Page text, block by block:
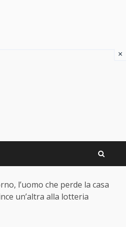
l’uomo che perde la casa
un’altra alla lotteria
×